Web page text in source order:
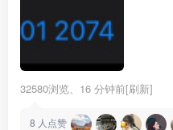
32580浏览、 16 分钟前[刷新]
8 人点赞